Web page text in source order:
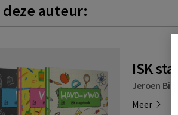
deze auteur:
ISK
Jeroen
Meer